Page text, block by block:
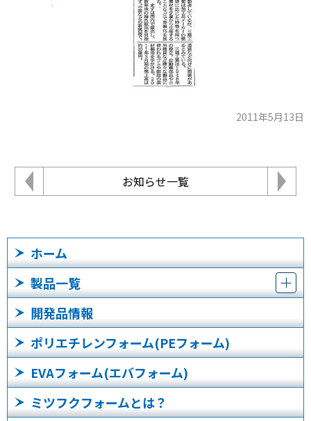
2011年5月13日
お知らせ一覧
ホーム
製品一覧
開発品情報
ポリエチレンフォーム(PEフォーム)
EVAフォーム(エバフォーム)
ミツフクフォームとは？